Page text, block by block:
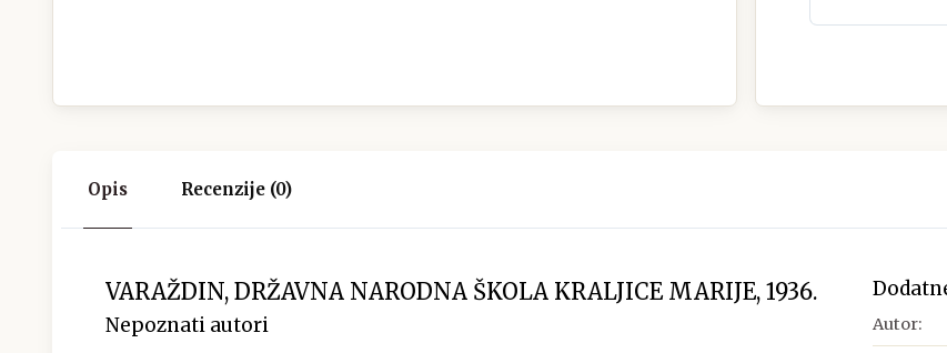
Opis Recenzije (0)
VARAŽDIN, DRŽAVNA NARODNA ŠKOLA KRALJICE MARIJE, 1936.
Nepoznati autori
Autor: